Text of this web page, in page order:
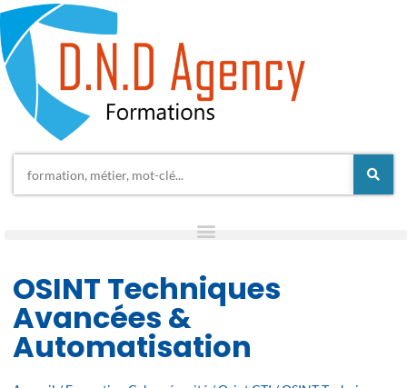
OSINT Techniques
Avancées &
Automatisation